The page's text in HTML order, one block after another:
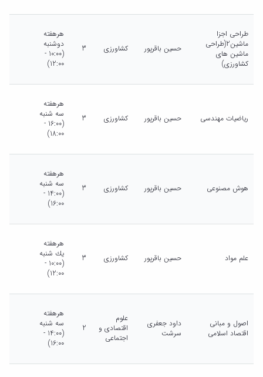
طراحی اجزا
ماشین2(طراحی
ماشین های
کشاورزی)
حسین باقرپور کشاورزی 3
هرهفته
دوشنبه
(10:00 -
12:00)
ریاضیات مهندسی حسین باقرپور کشاورزی 3
هرهفته
سه شنبه
(16:00 -
18:00)
هوش مصنوعی حسین باقرپور کشاورزی 3
هرهفته
سه شنبه
(14:00 -
16:00)
علم مواد حسین باقرپور کشاورزی 3
هرهفته
يك شنبه
(10:00 -
12:00)
اصول و مبانی
اقتصاد اسلامی
داود جعفری
سرشت
علوم
اقتصادی و
اجتماعی
2
هرهفته
سه شنبه
(14:00 -
16:00)